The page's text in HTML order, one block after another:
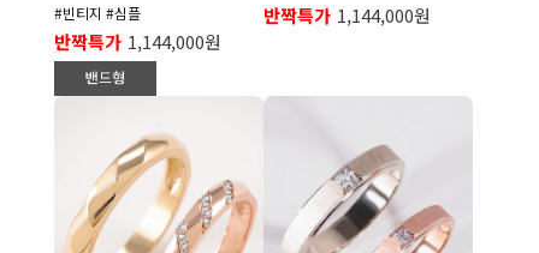
#빈티지 #심플
반짝특가 1,144,000원
반짝특가 1,144,000원